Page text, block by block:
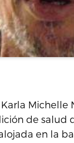
Michelle
de salud
en la